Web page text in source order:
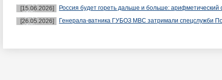
[15.06.2026]
Россия будет гореть дальше и больше: арифметический
[26.05.2026]
Генерала-ватника ГУБОЗ МВС затримали спецслужби